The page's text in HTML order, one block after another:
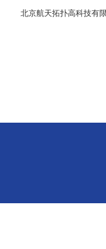
北京航天拓扑高科技有